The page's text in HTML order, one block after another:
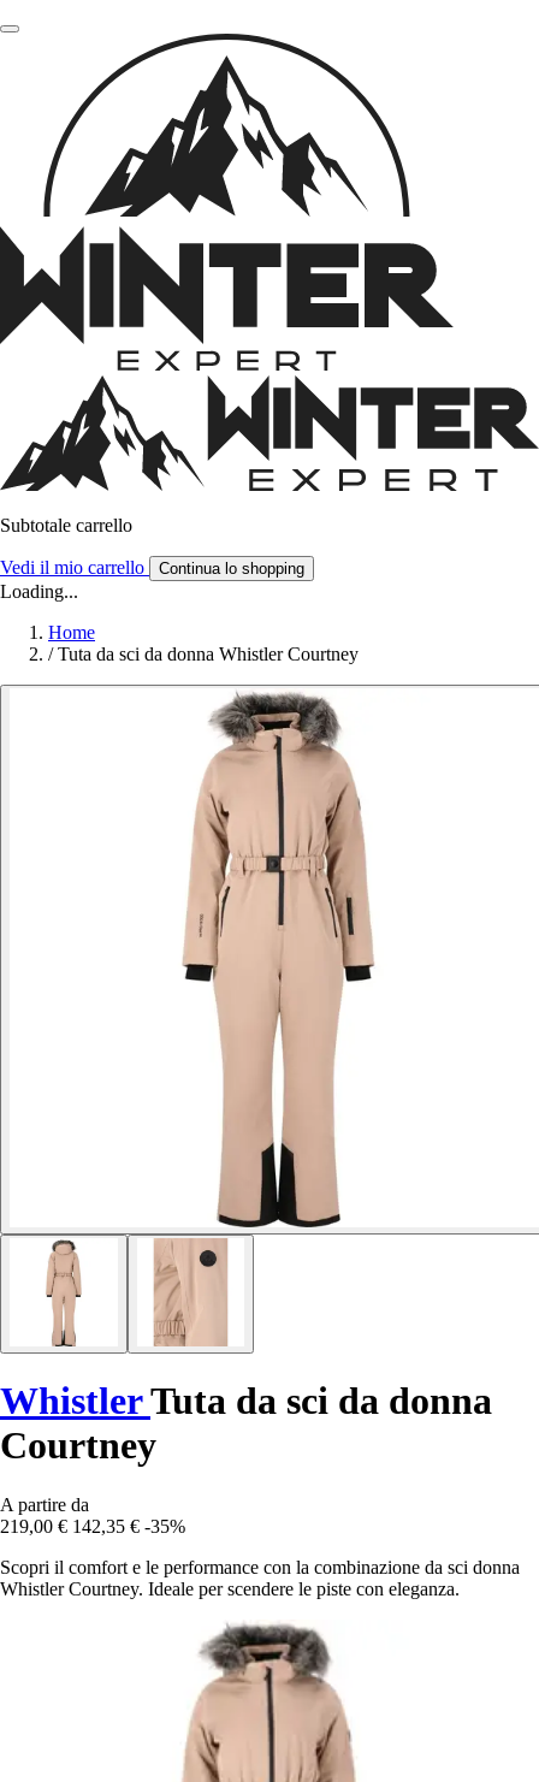
Subtotale carrello
Vedi il mio carrello Continua lo shopping
Loading...
Home
/ Tuta da sci da donna Whistler Courtney
WhistlerTuta da sci da donna
Courtney
A partire da
219,00 € 142,35 € -35%
Scopri il comfort e le performance con la combinazione da sci donna
Whistler Courtney. Ideale per scendere le piste con eleganza.